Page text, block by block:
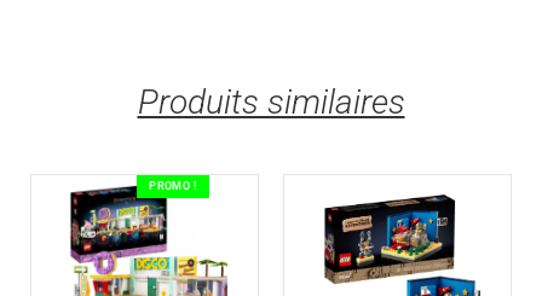
Produits similaires
PROMO !